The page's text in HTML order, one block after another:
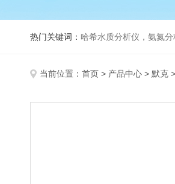
热门关键词： 哈希水质分析仪，氨氮
当前位置： 首页 > 产品中心 > 默克 >